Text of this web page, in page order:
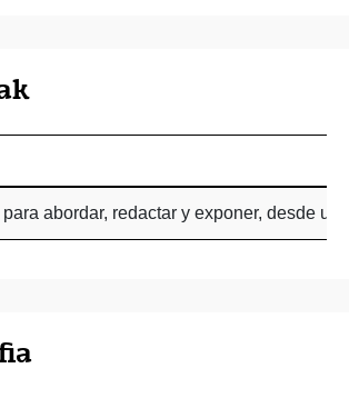
abordar, redactar y exponer, desde